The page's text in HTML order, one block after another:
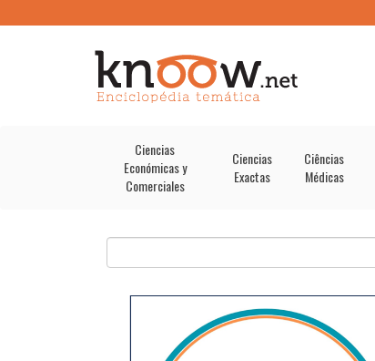
Ciencias
Económicas y
Comerciales
Ciencias
Exactas
Ciências
Médicas